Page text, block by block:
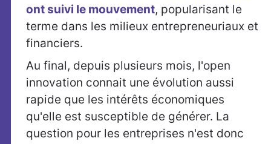
ont suivi le mouvement, popularisant le
terme dans les milieux entrepreneuriaux et
financiers.
Au final, depuis plusieurs mois, l'open
innovation connait une évolution aussi
rapide que les intérêts économiques
qu'elle est susceptible de générer. La
question pour les entreprises n'est donc